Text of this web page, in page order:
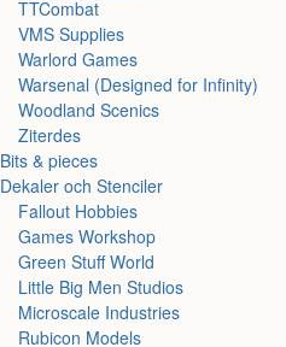
TTCombat
VMS Supplies
Warlord Games
Warsenal (Designed for Infinity)
Woodland Scenics
Ziterdes
Bits & pieces
Dekaler och Stenciler
Fallout Hobbies
Games Workshop
Green Stuff World
Little Big Men Studios
Microscale Industries
Rubicon Models